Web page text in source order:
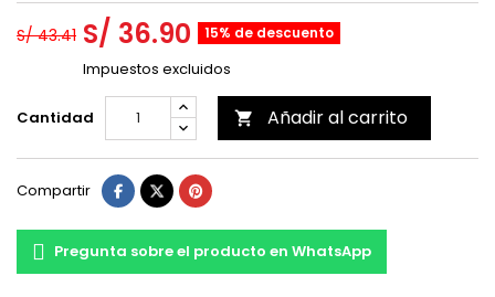
S/ 43.41 S/ 36.90 15% de descuento
Impuestos excluidos
Cantidad  Añadir al carrito
Compartir
Pregunta sobre el producto en WhatsApp